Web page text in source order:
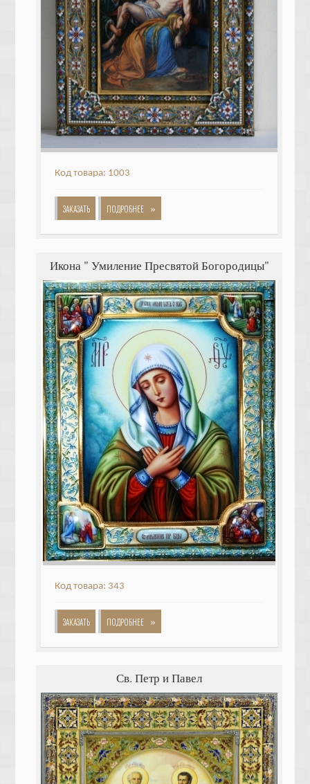
Код товара: 1003
ЗАКАЗАТЬ ПОДРОБНЕЕ »
Икона " Умиление Пресвятой Богородицы"
Код товара: 343
ЗАКАЗАТЬ ПОДРОБНЕЕ »
Св. Петр и Павел